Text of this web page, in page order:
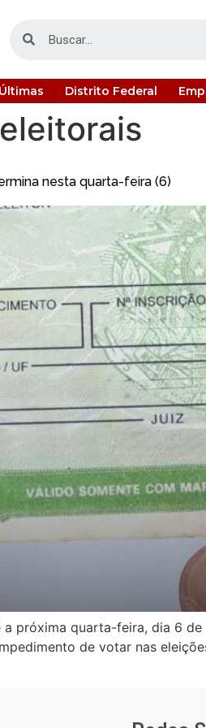
Últimas Distrito Federal
nesta quarta-feira (6)
próxima quarta-feira, dia 6
de votar nas